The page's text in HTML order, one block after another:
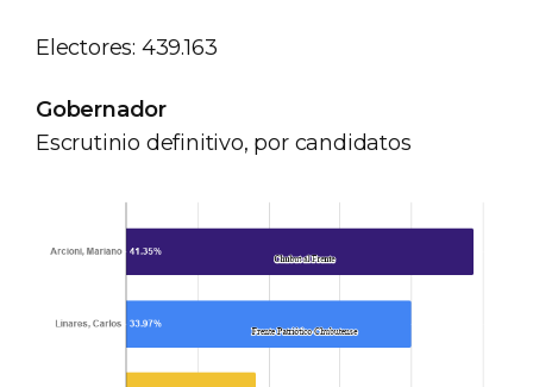
Electores: 439.163
Gobernador
Escrutinio definitivo, por candidatos